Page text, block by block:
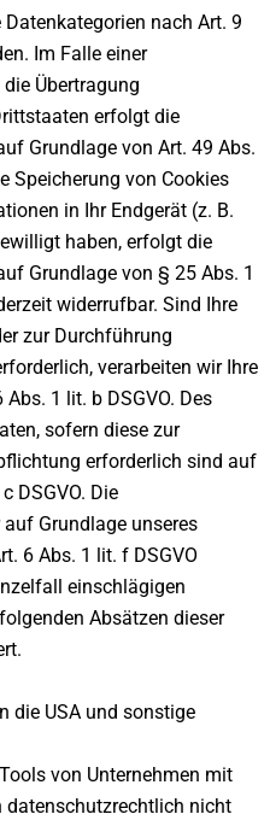
Datenkategorien nach Art. 9
Im Falle einer
Übertragung
erfolgt die
Grundlage von Art. 49 Abs.
Speicherung von Cookies
in Ihr Endgerät (z. B.
haben, erfolgt die
Grundlage von § 25 Abs. 1
widerrufbar. Sind Ihre
zur Durchführung
verarbeiten wir Ihre
1 lit. b DSGVO. Des
sofern diese zur
erforderlich sind auf
DSGVO. Die
Grundlage unseres
6 Abs. 1 lit. f DSGVO
einschlägigen
Absätzen dieser
die USA und sonstige
von Unternehmen mit
datenschutzrechtlich nicht